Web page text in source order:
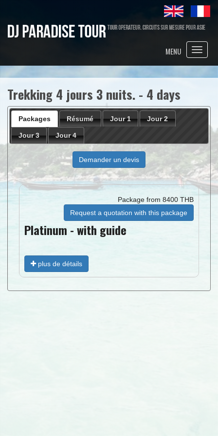
Toggle
MENU
Trekking 4 jours 3 nuits. - 4 days
Packages Résumé Jour 1 Jour 2
Jour 3 Jour 4
Demander un devis
Package from 8400 THB
Request a quotation with this package
Platinum - with guide
plus de détails